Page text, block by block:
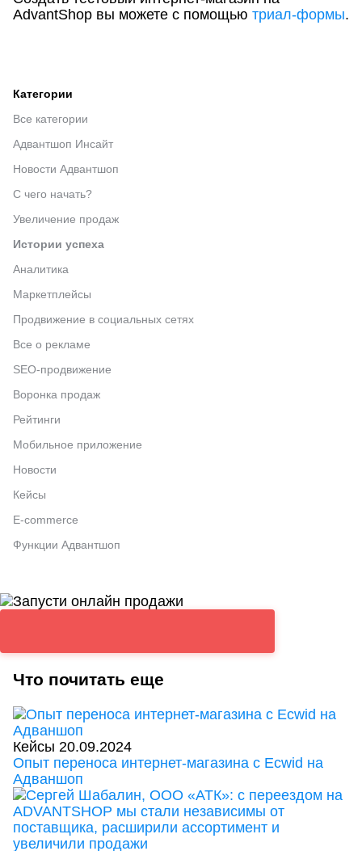
Категории
Все категории
Адвантшоп Инсайт
Новости Адвантшоп
С чего начать?
Увеличение продаж
Истории успеха
Аналитика
Маркетплейсы
Продвижение в социальных сетях
Все о рекламе
SEO-продвижение
Воронка продаж
Рейтинги
Мобильное приложение
Новости
Кейсы
E-commerce
Функции Адвантшоп
AdvantShop вы можете с помощью триал-формы.
Что почитать еще
Кейсы 20.09.2024
Опыт переноса интернет-магазина с Ecwid на
Адваншоп